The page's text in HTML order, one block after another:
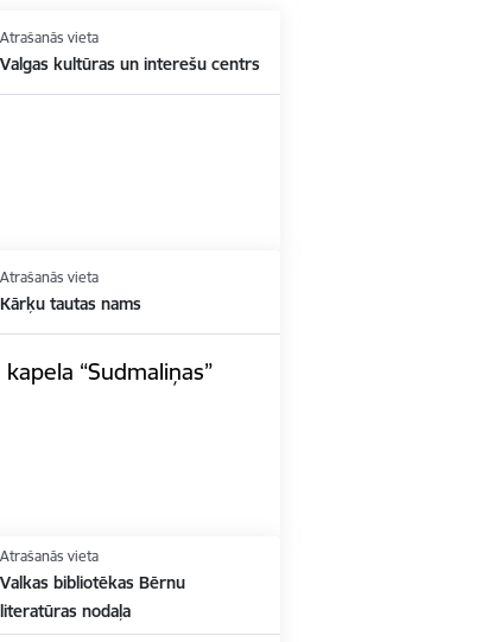
Atrašanās vieta
Valgas kultūras un interešu centrs
Atrašanās vieta
Kārķu tautas nams
“Sudmaliņas”
Atrašanās vieta
Valkas bibliotēkas Bērnu
literatūras nodaļa